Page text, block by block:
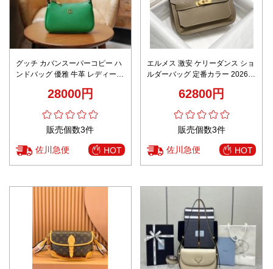
グッチ カバンスーパーコピー ハ
ンドバッグ 優雅 牛革 レディース
28000円
販売個数3件
佐川急便 HOT
エルメス 激安 ケリーダンス ショ
ルダーバッグ 定番カラー 2026新
感仕上げ 安心サイト
62800円
販売個数3件
佐川急便 HOT